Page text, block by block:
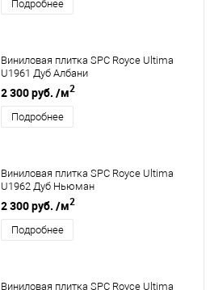
Подробнее
Виниловая плитка SPC Royce Ultima
U1961 Дуб Албани
2 300 руб. /м2
Подробнее
Виниловая плитка SPC Royce Ultima
U1962 Дуб Ньюман
2 300 руб. /м2
Подробнее
Виниловая плитка SPC Royce Ultima